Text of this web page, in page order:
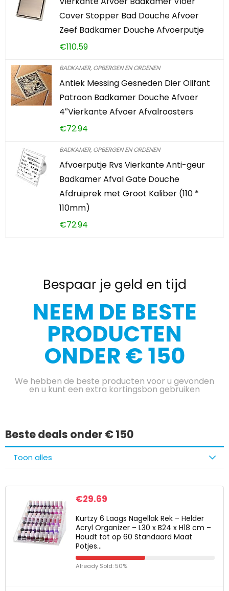
Cover Stopper Bad Douche Afvoer
Zeef Badkamer Douche Afvoerputje
€110.59
BADKAMER, OPBERGEN EN ORDENEN
Antiek Messing Gesneden Dier Olifant
Patroon Badkamer Douche Afvoer
4″Vierkante Afvoer Afvalroosters
€72.94
BADKAMER, OPBERGEN EN ORDENEN
Afvoerputje Rvs Vierkante Anti-geur
Badkamer Afval Gate Douche
Afdruiprek met Groot Kaliber (110 *
110mm)
€72.94
Bespaar je geld en tijd
NEEM DE BESTE
PRODUCTEN
ONDER € 150
We hebben de beste producten voor u gevonden
en u kunt een extra kortingsbon gebruiken
Beste deals onder € 150
Toon alles
€29.69
Kurtzy 6 Laags Nagellak Rek – Helder
Acryl Organizer – L30 x B24 x H18 cm –
Houdt tot op 60 Standaard Maat
Potjes…
Already Sold: 50%